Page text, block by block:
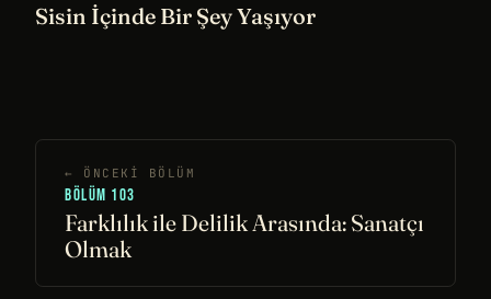
Sisin İçinde Bir Şey Yaşıyor
← ÖNCEKI BÖLÜM
BÖLÜM 103
Farklılık ile Delilik Arasında: Sanatçı
Olmak